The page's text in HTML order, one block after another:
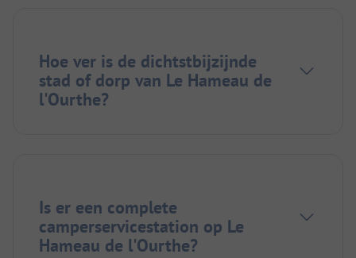
Hoe ver is de dichtstbijzijnde
stad of dorp van Le Hameau de
l'Ourthe?
Is er een complete
camperservicestation op Le
Hameau de l'Ourthe?